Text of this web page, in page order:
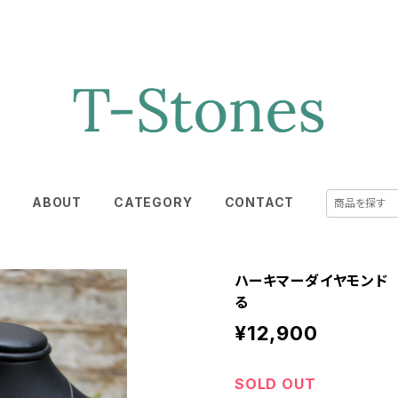
ABOUT CATEGORY CONTACT
ハーキマーダイヤモン
る
¥12,900
SOLD OUT